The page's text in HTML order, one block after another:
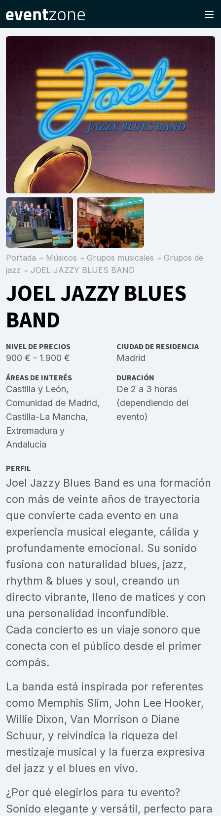
Portada Músicos Grupos musicales
Grupos de
jazz
JOEL JAZZY BLUES BAND
JOEL JAZZY BLUES
BAND
NIVEL DE PRECIOS
900 € - 1.900 €
CIUDAD DE RESIDENCIA
Madrid
ÁREAS DE INTERÉS
Castilla y León,
Comunidad de Madrid,
Castilla-La Mancha,
Extremadura y
Andalucía
DURACIÓN
De 2 a 3 horas
(dependiendo del
evento)
PERFIL
Joel Jazzy Blues Band es una formación
con más de veinte años de trayectoria
que convierte cada evento en una
experiencia musical elegante, cálida y
profundamente emocional. Su sonido
fusiona con naturalidad blues, jazz,
rhythm & blues y soul, creando un
directo vibrante, lleno de matices y con
una personalidad inconfundible.
Cada concierto es un viaje sonoro que
conecta con el público desde el primer
compás.
La banda está inspirada por referentes
como Memphis Slim, John Lee Hooker,
Willie Dixon, Van Morrison o Diane
Schuur, y reivindica la riqueza del
mestizaje musical y la fuerza expresiva
del jazz y el blues en vivo.
¿Por qué elegirlos para tu evento?
Sonido elegante y versátil, perfecto para